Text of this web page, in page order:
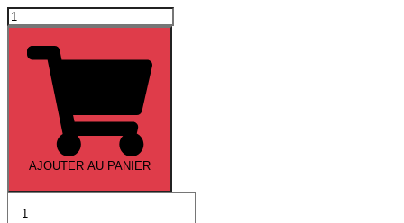
quantité
de
Menu
Prestige
AJOUTER AU PANIER